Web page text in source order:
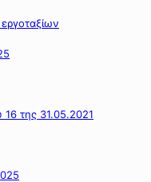
εργοταξίων
της 31.05.2021